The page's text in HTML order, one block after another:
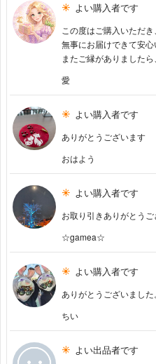
よい購入者です
この度はご購入いただ
無事にお届けできて安心
またご縁がありました
愛
よい購入者です
ありがとうございます
おはよう
よい購入者です
お取り引きありがとう
☆gamea☆
よい購入者です
ありがとうございました。
ちい
よい出品者です